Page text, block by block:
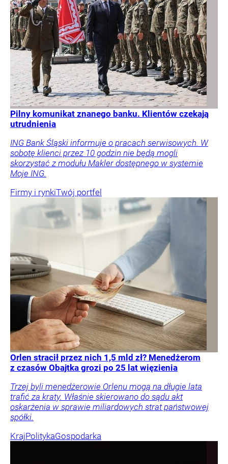
Pilny komunikat znanego banku. Klientów czekają
utrudnienia
ING Bank Śląski informuje o pracach serwisowych. W
sobotę klienci przez 10 godzin nie będą mogli
skorzystać z modułu Makler dostępnego w systemie
Moje ING.
Firmy i rynkiTwój portfel
Orlen stracił przez nich 1,5 mld zł? Menedżerom
z czasów Obajtka grozi po 25 lat więzienia
Trzej byli menedżerowie Orlenu mogą na długie lata
trafić za kraty. Właśnie skierowano do sądu akt
oskarżenia w sprawie miliardowych strat państwowej
spółki.
KrajPolitykaGospodarka